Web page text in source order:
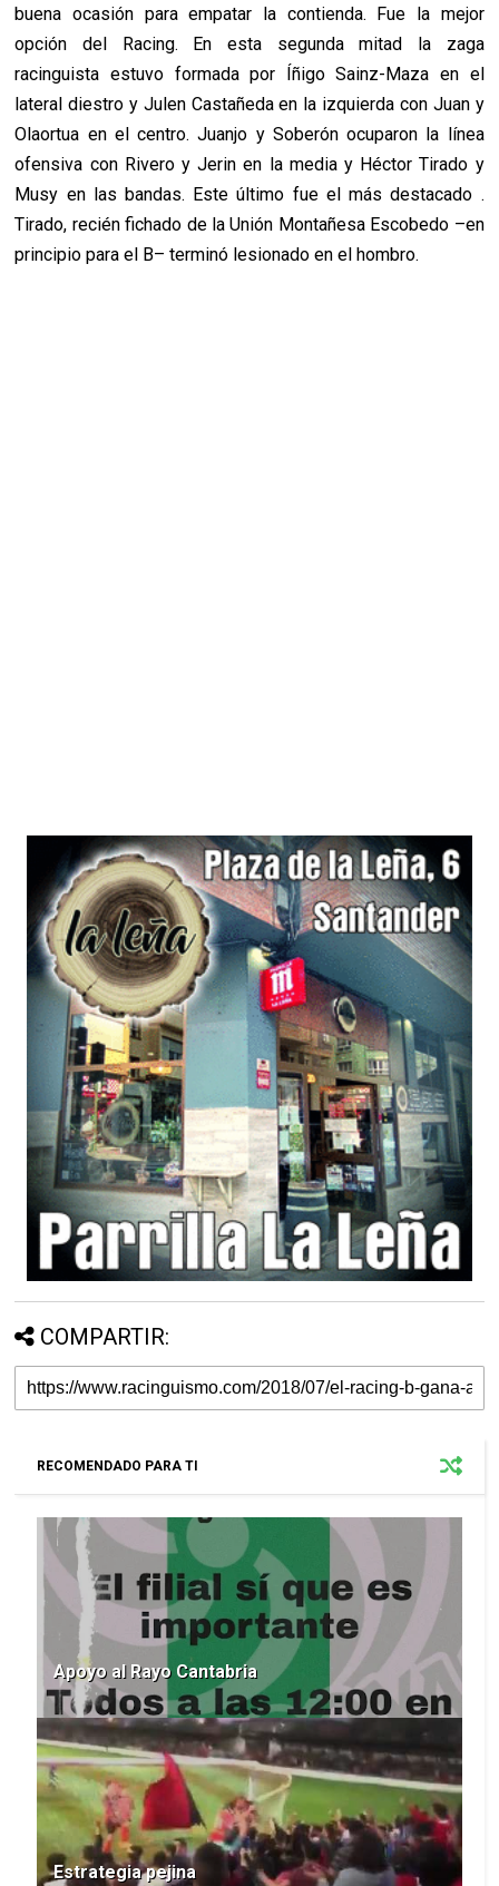
buena ocasión para empatar la contienda. Fue la mejor
opción del Racing. En esta segunda mitad la zaga
racinguista estuvo formada por Íñigo Sainz-Maza en el
lateral diestro y Julen Castañeda en la izquierda con Juan y
Olaortua en el centro. Juanjo y Soberón ocuparon la línea
ofensiva con Rivero y Jerin en la media y Héctor Tirado y
Musy en las bandas. Este último fue el más destacado .
Tirado, recién fichado de la Unión Montañesa Escobedo –en
principio para el B– terminó lesionado en el hombro.
COMPARTIR:
RECOMENDADO PARA TI
Apoyo al Rayo Cantabria
Estrategia pejina